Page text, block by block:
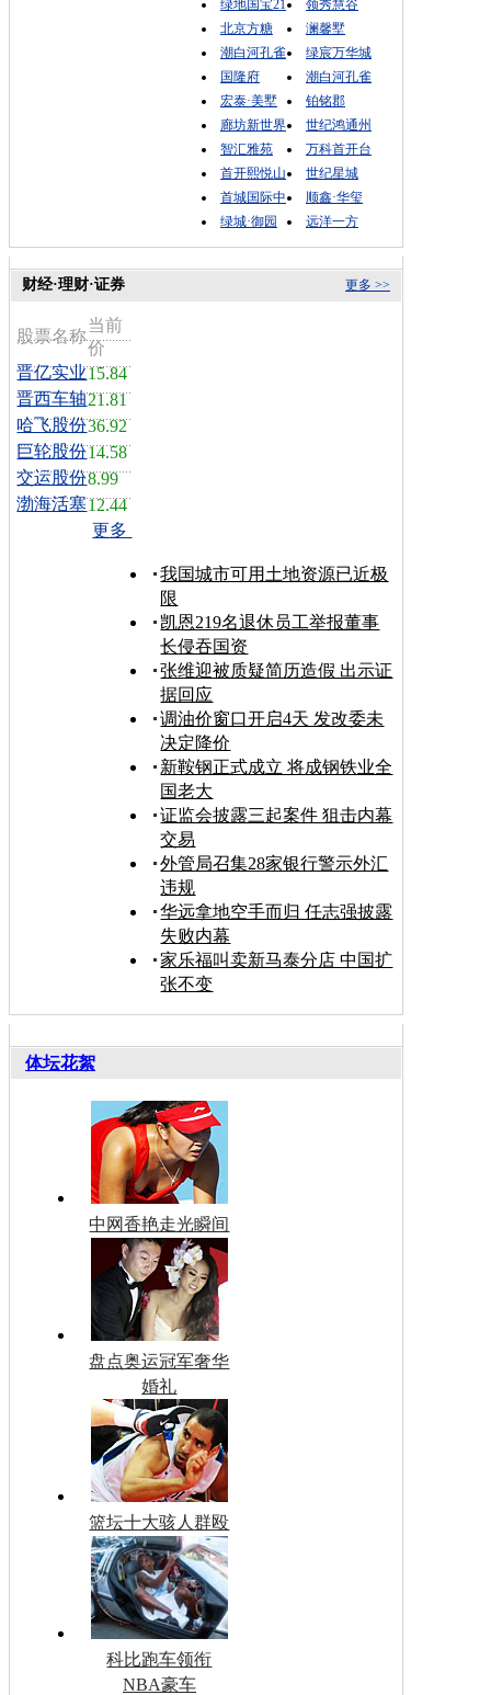
绿地国宝21
领秀慧谷
北京方糖
澜馨墅
潮白河孔雀
绿宸万华城
国隆府
潮白河孔雀
宏泰·美墅
铂铭郡
廊坊新世界
世纪鸿通州
智汇雅苑
万科首开台
首开熙悦山
世纪星城
首城国际中
顺鑫·华玺
绿城·御园
远洋一方
更多 >>
财经·理财·证券
股票名称
当前
价
晋亿实业15.84
晋西车轴21.81
哈飞股份36.92
巨轮股份14.58
交运股份8.99
渤海活塞12.44
更多
我国城市可用土地资源已近极
限
凯恩219名退休员工举报董事
长侵吞国资
张维迎被质疑简历造假 出示证
据回应
调油价窗口开启4天 发改委未
决定降价
新鞍钢正式成立 将成钢铁业全
国老大
证监会披露三起案件 狙击内幕
交易
外管局召集28家银行警示外汇
违规
华远拿地空手而归 任志强披露
失败内幕
家乐福叫卖新马泰分店 中国扩
张不变
体坛花絮
中网香艳走光瞬间
盘点奥运冠军奢华
婚礼
篮坛十大骇人群殴
科比跑车领衔
NBA豪车